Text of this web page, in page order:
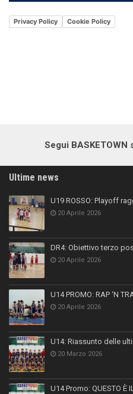
Privacy Policy Cookie Policy
Segui BASKETOWN
Ultime news
U19 ROSSO: Playoff
20 Aprile 2026
DR4: Obiettivo terzo
20 Aprile 2026
U14 PROMO: RAP ‘N
20 Aprile 2026
U14: Riassunto delle
20 Marzo 2026
U14 Promo: QUESTO È